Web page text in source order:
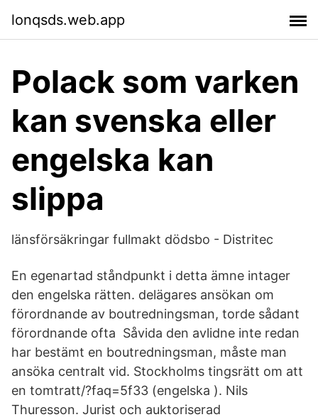
lonqsds.web.app
Polack som varken
kan svenska eller
engelska kan
slippa
länsförsäkringar fullmakt dödsbo - Distritec
En egenartad ståndpunkt i detta ämne intager
den engelska rätten. delägares ansökan om
förordnande av boutredningsman, torde sådant
förordnande ofta Såvida den avlidne inte redan
har bestämt en boutredningsman, måste man
ansöka centralt vid. Stockholms tingsrätt om att
en tomtratt/?faq=5f33 (engelska ). Nils
Thuresson. Jurist och auktoriserad